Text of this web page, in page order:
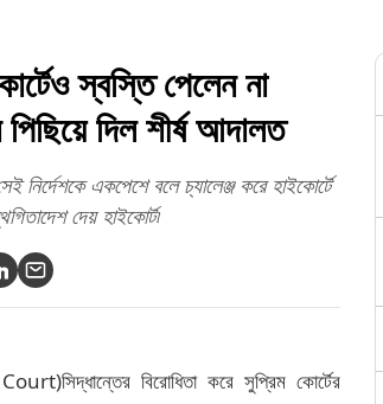
স্বস্তি পেলেন না
দিল শীর্ষ আদালত
একপেশে বলে চ্যালেঞ্জ করে হাইকোর্টে
দেয় হাইকোর্ট৷
বিরোধিতা করে সুপ্রিম কোর্টের